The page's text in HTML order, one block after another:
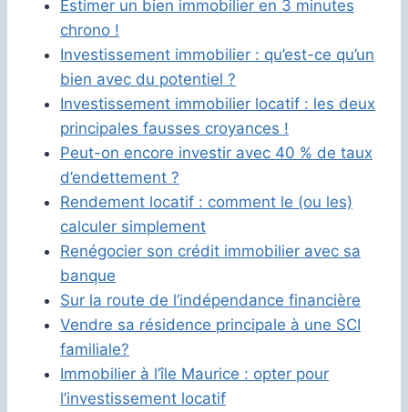
Estimer un bien immobilier en 3 minutes
chrono !
Investissement immobilier : qu’est-ce qu’un
bien avec du potentiel ?
Investissement immobilier locatif : les deux
principales fausses croyances !
Peut-on encore investir avec 40 % de taux
d’endettement ?
Rendement locatif : comment le (ou les)
calculer simplement
Renégocier son crédit immobilier avec sa
banque
Sur la route de l’indépendance financière
Vendre sa résidence principale à une SCI
familiale?
Immobilier à l’île Maurice : opter pour
l’investissement locatif